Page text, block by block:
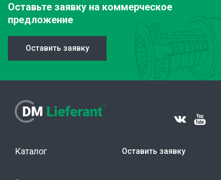
Оставьте заявку на коммерческое
предложение
Оставить заявку
Каталог Оставить заявку